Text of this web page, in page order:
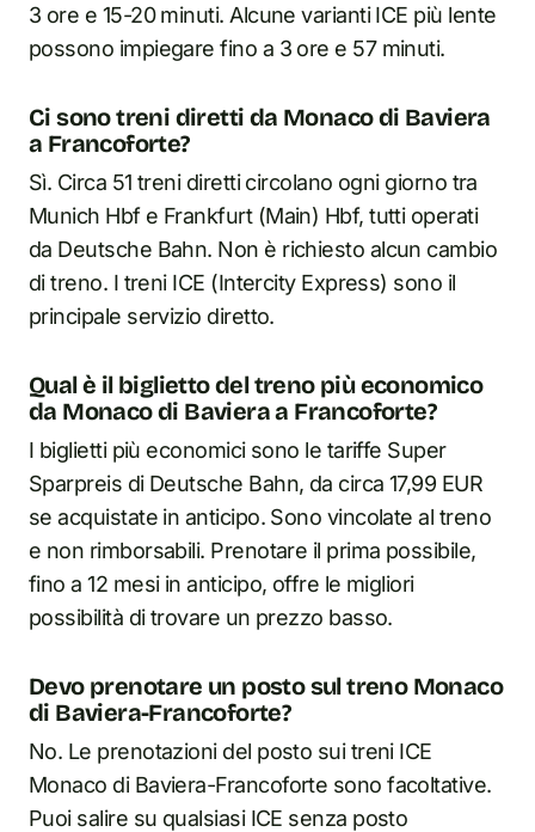
3 ore e 15-20 minuti. Alcune varianti ICE più lente
possono impiegare fino a 3 ore e 57 minuti.
Ci sono treni diretti da Monaco di Baviera
a Francoforte?
Sì. Circa 51 treni diretti circolano ogni giorno tra
Munich Hbf e Frankfurt (Main) Hbf, tutti operati
da Deutsche Bahn. Non è richiesto alcun cambio
di treno. I treni ICE (Intercity Express) sono il
principale servizio diretto.
Qual è il biglietto del treno più economico
da Monaco di Baviera a Francoforte?
I biglietti più economici sono le tariffe Super
Sparpreis di Deutsche Bahn, da circa 17,99 EUR
se acquistate in anticipo. Sono vincolate al treno
e non rimborsabili. Prenotare il prima possibile,
fino a 12 mesi in anticipo, offre le migliori
possibilità di trovare un prezzo basso.
Devo prenotare un posto sul treno Monaco
di Baviera-Francoforte?
No. Le prenotazioni del posto sui treni ICE
Monaco di Baviera-Francoforte sono facoltative.
Puoi salire su qualsiasi ICE senza posto